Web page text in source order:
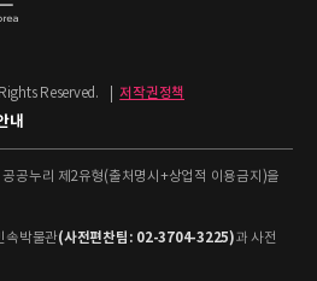
Reserved.
저작권정책
내
공누리 제2유형(출처명시+상업적 이용금지)을
속박물관(사전편찬팀: 02-3704-3225)과 사전